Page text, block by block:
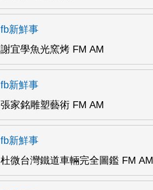
fb新鮮事
謝宜學魚光窯烤 FM AM
fb新鮮事
張家銘雕塑藝術 FM AM
fb新鮮事
杜微台灣鐵道車輛完全圖鑑 FM AM